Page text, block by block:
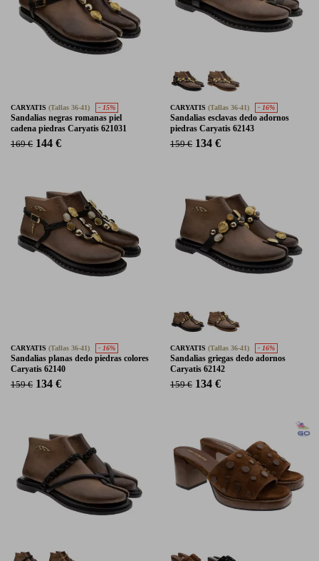
CARYATIS (Tallas 36-41) - 15%
Sandalias negras romanas piel
cadena piedras Caryatis 621031
169 € 144 €
CARYATIS (Tallas 36-41) - 16%
Sandalias esclavas dedo adornos
piedras Caryatis 62143
159 € 134 €
CARYATIS (Tallas 36-41) - 16%
Sandalias planas dedo piedras colores
Caryatis 62140
159 € 134 €
CARYATIS (Tallas 36-41) - 16%
Sandalias griegas dedo adornos
Caryatis 62142
159 € 134 €